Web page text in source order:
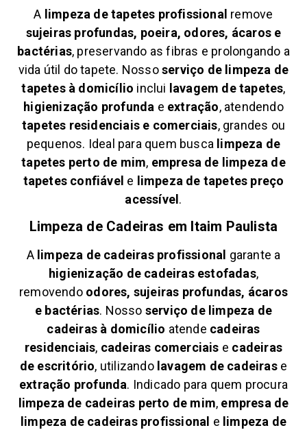
A limpeza de tapetes profissional remove
sujeiras profundas, poeira, odores, ácaros e
bactérias, preservando as fibras e prolongando a
vida útil do tapete. Nossoserviço de limpeza de
tapetes à domicílio inclui lavagem de tapetes,
higienização profunda e extração, atendendo
tapetes residenciais e comerciais, grandes ou
pequenos. Ideal para quem busca limpeza de
tapetes perto de mim, empresa de limpeza de
tapetes confiável e limpeza de tapetes preço
acessível .
Limpeza de Cadeiras em Itaim Paulista
A limpeza de cadeiras profissional garante a
higienização de cadeiras estofadas,
removendoodores, sujeiras profundas, ácaros
e bactérias. Nosso serviço de limpeza de
cadeiras à domicílio atende cadeiras
residenciais, cadeiras comerciais e cadeiras
de escritório, utilizando lavagem de cadeirase
extração profunda. Indicado para quem procura
limpeza de cadeiras perto de mim, empresa de
limpeza de cadeiras profissional e limpeza de